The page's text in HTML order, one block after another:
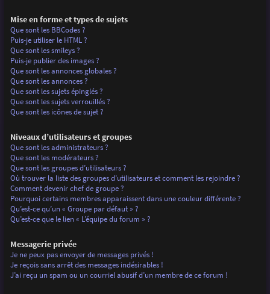
Mise en forme et types de sujets
Que sont les BBCodes ?
Puis-je utiliser le HTML ?
Que sont les smileys ?
Puis-je publier des images ?
Que sont les annonces globales ?
Que sont les annonces ?
Que sont les sujets épinglés ?
Que sont les sujets verrouillés ?
Que sont les icônes de sujet ?
Niveaux d’utilisateurs et groupes
Que sont les administrateurs ?
Que sont les modérateurs ?
Que sont les groupes d’utilisateurs ?
Où trouver la liste des groupes d’utilisateurs et comment les rejoindre ?
Comment devenir chef de groupe ?
Pourquoi certains membres apparaissent dans une couleur différente ?
Qu’est-ce qu’un « Groupe par défaut » ?
Qu’est-ce que le lien « L’équipe du forum » ?
Messagerie privée
Je ne peux pas envoyer de messages privés !
Je reçois sans arrêt des messages indésirables !
J’ai reçu un spam ou un courriel abusif d’un membre de ce forum !